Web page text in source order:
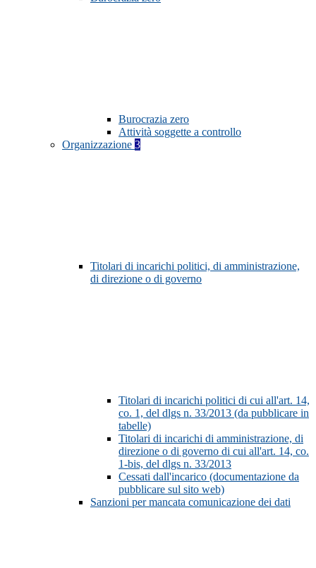
Burocrazia zero
Attività soggette a controllo
Organizzazione 3
Titolari di incarichi politici, di amministrazione,
di direzione o di governo
Titolari di incarichi politici di cui all'art. 14,
co. 1, del dlgs n. 33/2013 (da pubblicare in
tabelle)
Titolari di incarichi di amministrazione, di
direzione o di governo di cui all'art. 14, co.
1-bis, del dlgs n. 33/2013
Cessati dall'incarico (documentazione da
pubblicare sul sito web)
Sanzioni per mancata comunicazione dei dati